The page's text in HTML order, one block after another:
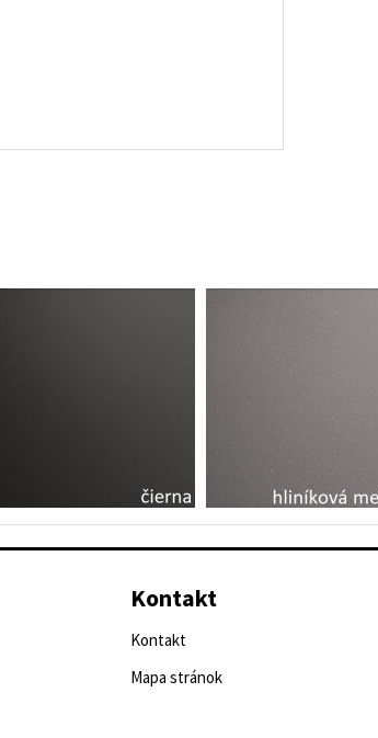
Kontakt
Kontakt
Mapa stránok